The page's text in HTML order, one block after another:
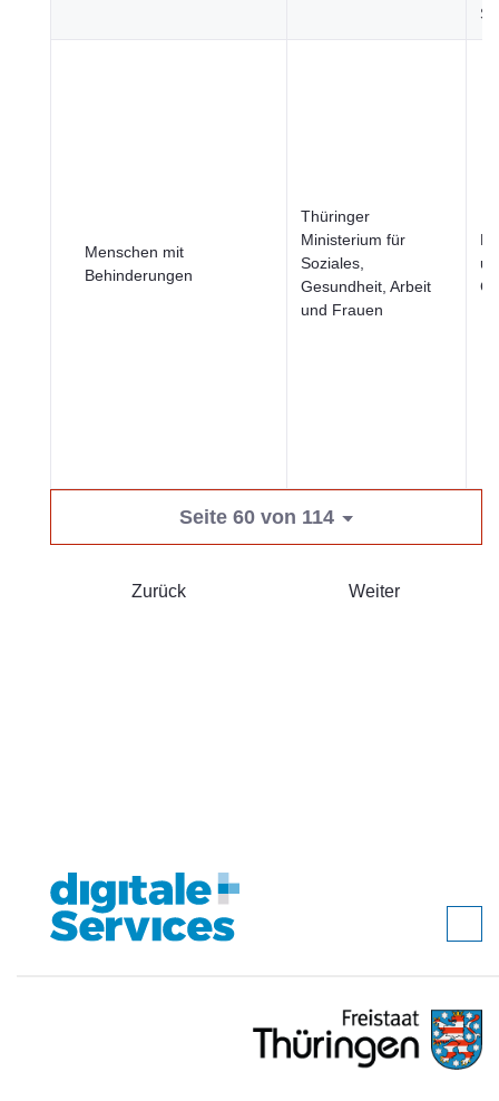
Menschen mit
Behinderungen
Thüringer
Ministerium für
Soziales,
Gesundheit, Arbeit
und Frauen
Seite 60 von 114
Zurück Weiter